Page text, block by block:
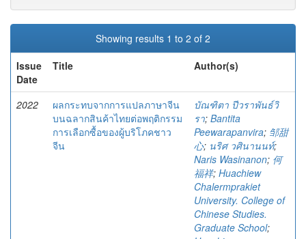
Showing results 1 to 2 of 2
Issue
Date
Title Author(s)
2022
ผลกระทบจากการแปลภาษาจีน
บนฉลากสินค้าไทยต่อพฤติกรรม
การเลือกซื้อของผู้บริโภคชาว
จีน
บัณฑิตา ปีวราพันธ์วิ
รา; Bantita
Peewarapanvira; 邹甜
心; นริศ วศินานนท์;
Naris Wasinanon; 何
福祥; Huachiew
Chalermprakiet
University. College of
Chinese Studies.
Graduate School;